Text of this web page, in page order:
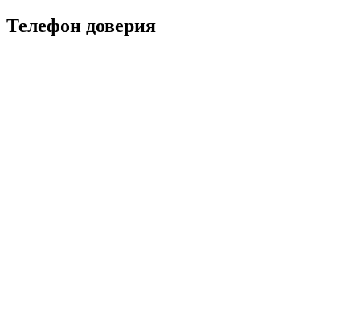
Телефон доверия